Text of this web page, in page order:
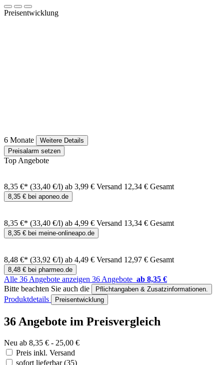
Preisentwicklung
6 Monate
Weitere Details
Preisalarm setzen
Top Angebote
8,35 €* (33,40 €/l) ab 3,99 € Versand 12,34 € Gesamt
8,35 € bei aponeo.de
8,35 €* (33,40 €/l) ab 4,99 € Versand 13,34 € Gesamt
8,35 € bei meine-onlineapo.de
8,48 €* (33,92 €/l) ab 4,49 € Versand 12,97 € Gesamt
8,48 € bei pharmeo.de
Alle 36 Angebote anzeigen 36 Angebote ab 8,35 €
Bitte beachten Sie auch die
Pflichtangaben & Zusatzinformationen.
Produktdetails Preisentwicklung
36 Angebote im Preisvergleich
Neu ab 8,35 € - 25,00 €
Preis inkl. Versand
sofort lieferbar(35)